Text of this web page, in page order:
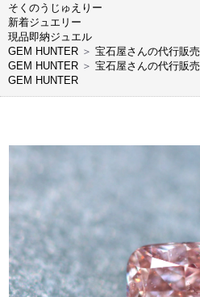
そくのうじゅえりー
新着ジュエリー
現品即納ジュエル
GEM HUNTER ＞ 宝石屋さんの代行販売
GEM HUNTER ＞ 宝石屋さんの代行販売
GEM HUNTER